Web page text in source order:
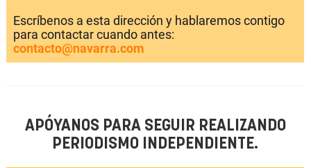
Escríbenos a esta dirección y hablaremos contigo
para contactar cuando antes:
contacto@navarra.com
APÓYANOS PARA SEGUIR REALIZANDO
PERIODISMO INDEPENDIENTE.